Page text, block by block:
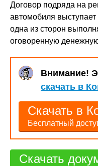
Договор подряда на
автомобиля
одна из сторон
оговоренную
Внимание!
скачать в
Скачать в
Бесплатный
Скачать